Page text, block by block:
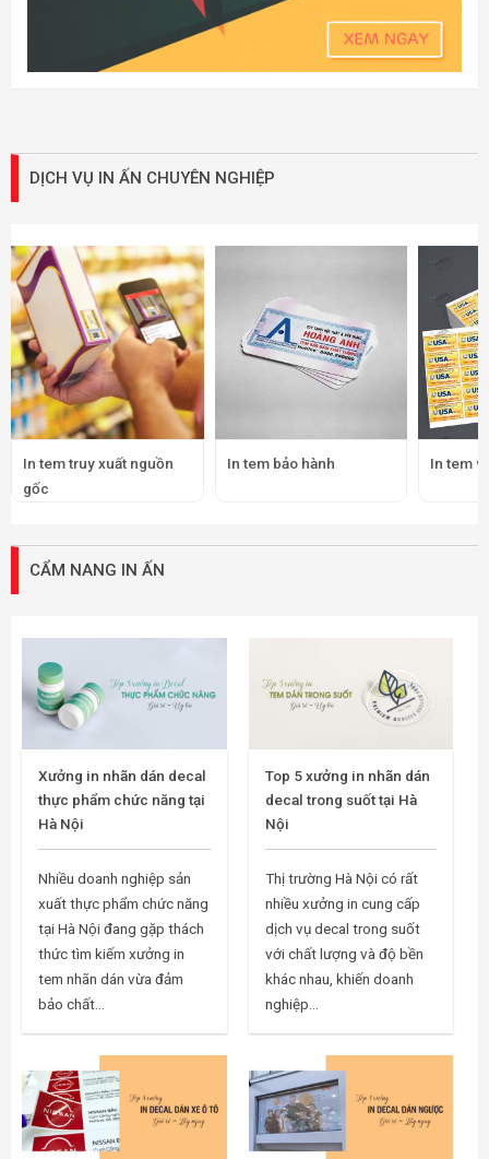
DỊCH VỤ IN ẤN CHUYÊN NGHIỆP
In tem truy xuất nguồn
gốc
In tem bảo hành In tem
CẨM NANG IN ẤN
Xưởng in nhãn dán decal
thực phẩm chức năng tại
Hà Nội
Nhiều doanh nghiệp sản
xuất thực phẩm chức năng
tại Hà Nội đang gặp thách
thức tìm kiếm xưởng in
tem nhãn dán vừa đảm
bảo chất...
Top 5 xưởng in nhãn dán
decal trong suốt tại Hà
Nội
Thị trường Hà Nội có rất
nhiều xưởng in cung cấp
dịch vụ decal trong suốt
với chất lượng và độ bền
khác nhau, khiến doanh
nghiệp...